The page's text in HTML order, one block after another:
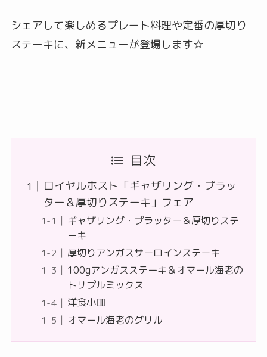
シェアして楽しめるプレート料理や定番の厚切り
ステーキに、新メニューが登場します☆
目次
ロイヤルホスト「ギャザリング・プラッ
ター＆厚切りステーキ」フェア
ギャザリング・プラッター＆厚切りステ
ーキ
厚切りアンガスサーロインステーキ
100gアンガスステーキ＆オマール海老の
トリプルミックス
洋食小皿
オマール海老のグリル